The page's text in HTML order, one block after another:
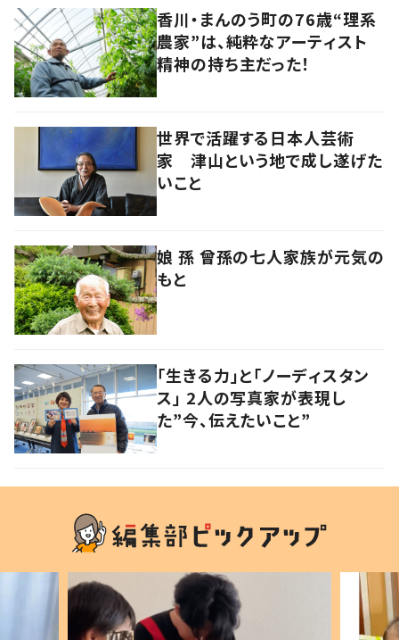
香川・まんのう町の76歳“理系
農家”は、純粋なアーティスト
精神の持ち主だった！
世界で活躍する日本人芸術
家 津山という地で成し遂げた
いこと
娘 孫 曾孫の七人家族が元気の
もと
「生きる力」と「ノーディスタン
ス」 2人の写真家が表現し
た”今、伝えたいこと”